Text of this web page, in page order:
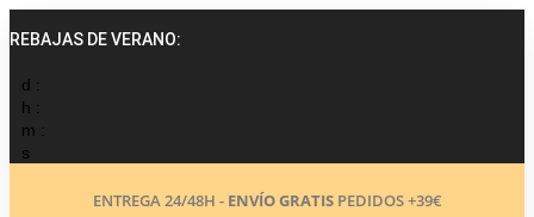
al
REBAJAS DE VERANO:
d :
h :
m :
s
ENTREGA 24/48H - ENVÍO GRATISPEDIDOS +39€